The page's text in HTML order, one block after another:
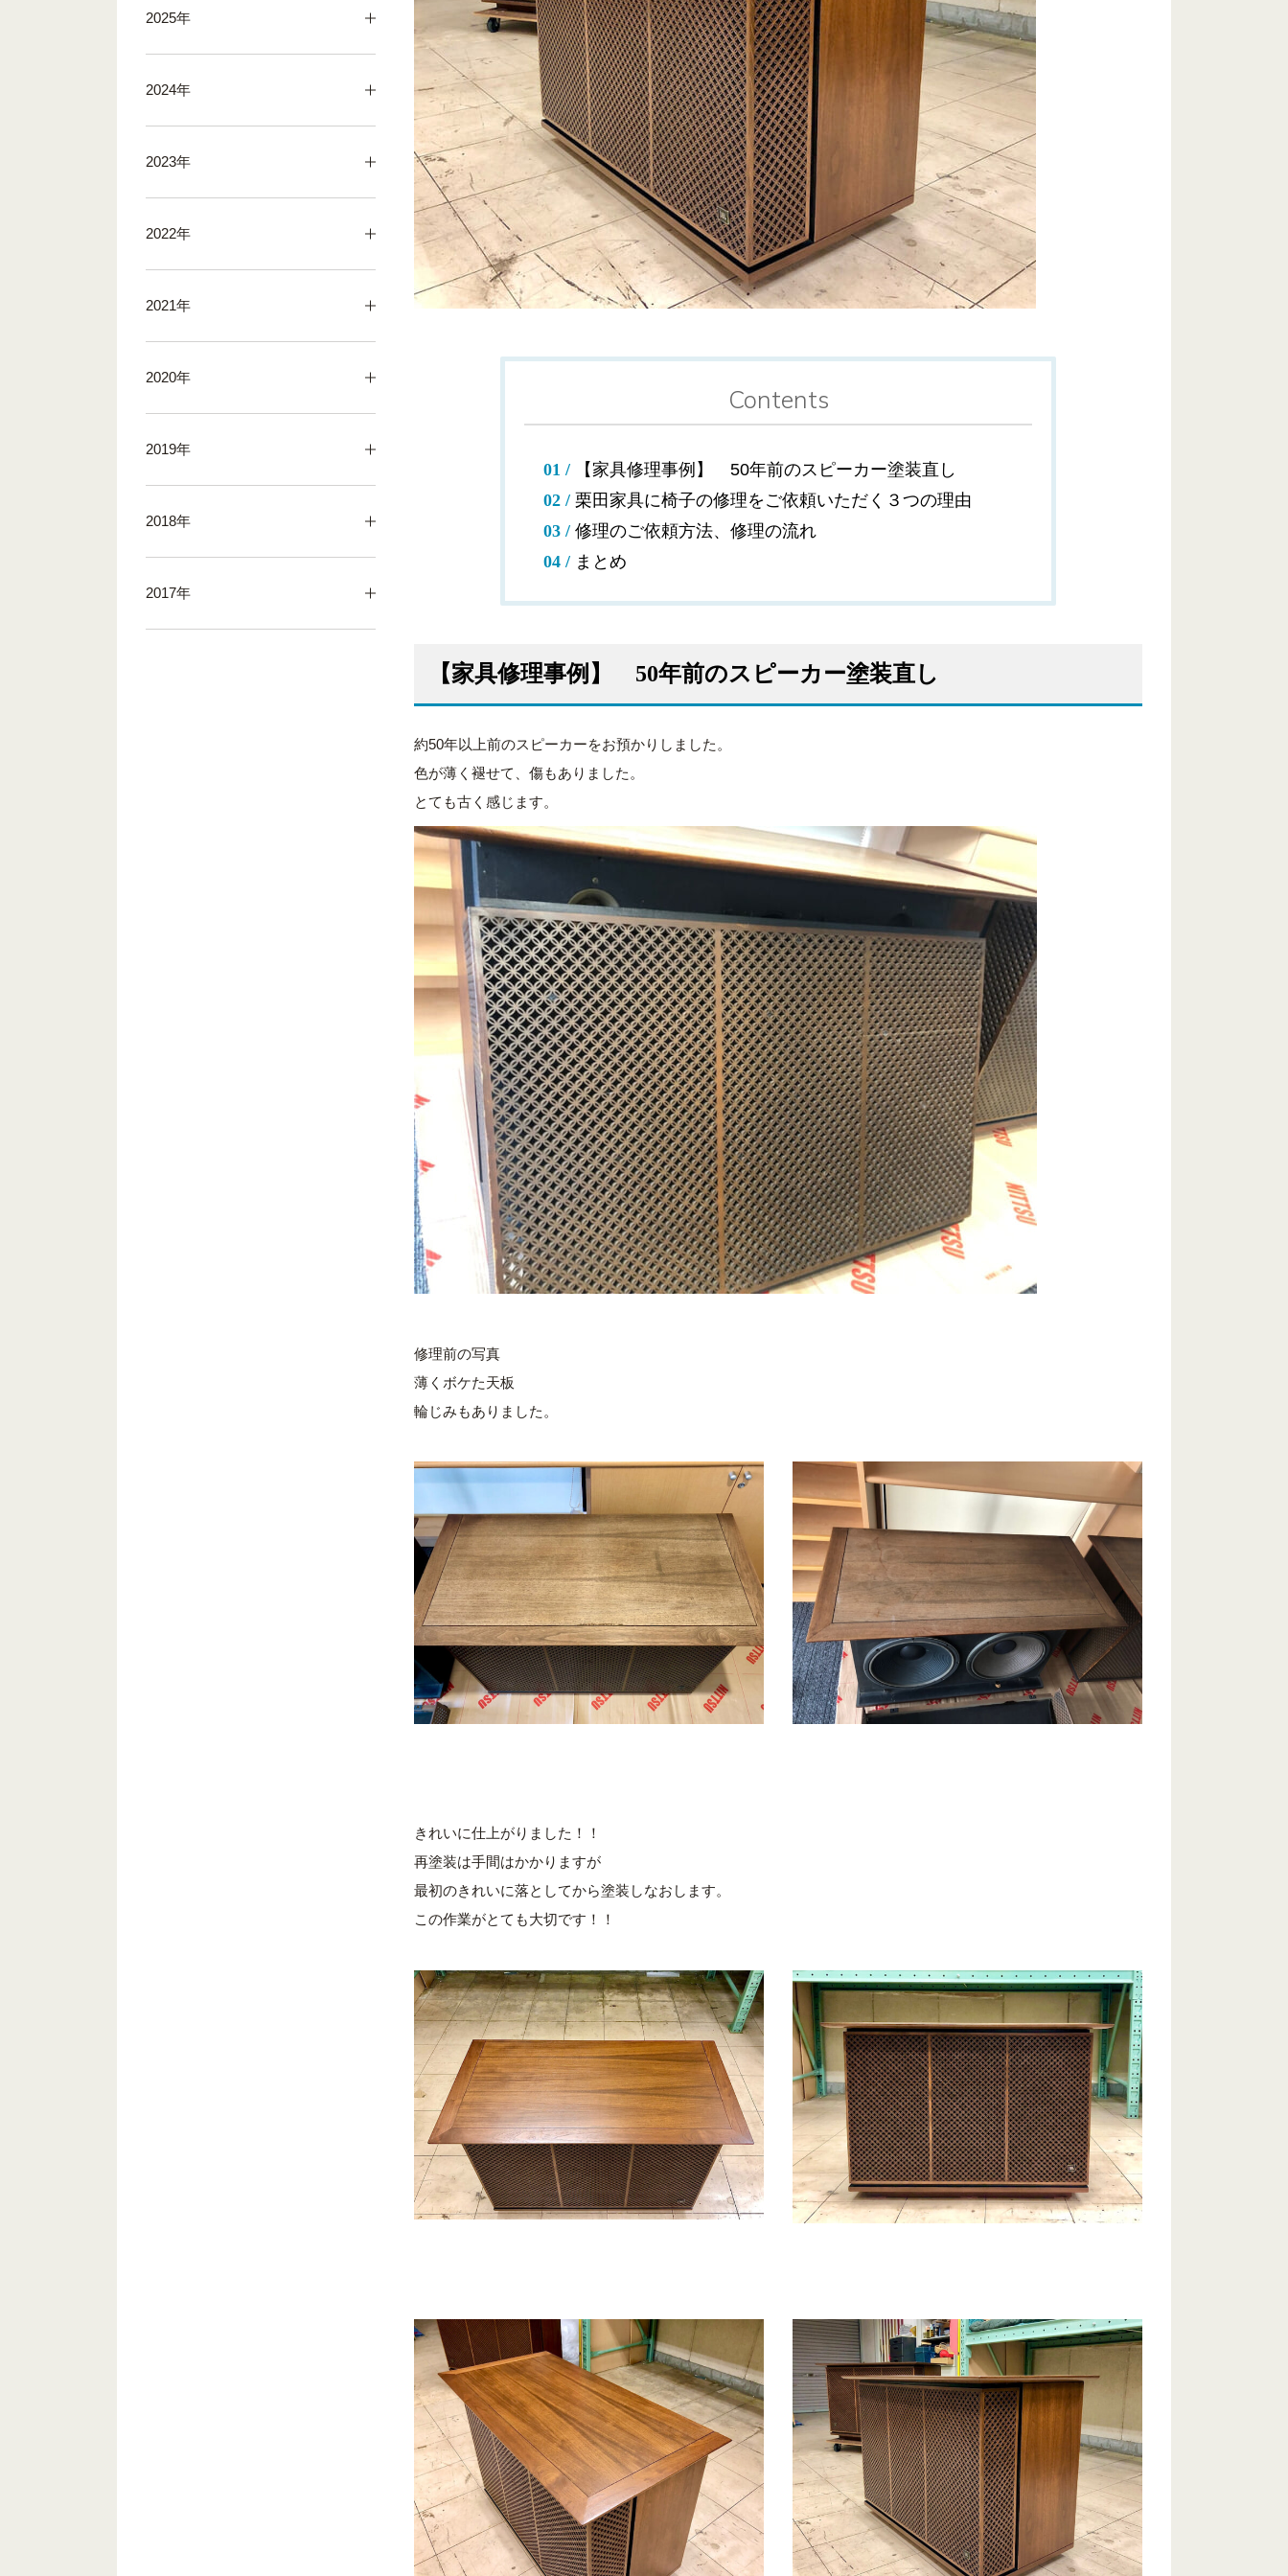
2025年
2024年
2023年
2022年
2021年
2020年
2019年
2018年
2017年
Contents
【家具修理事例】 50年前のスピーカー塗装直し
栗田家具に椅子の修理をご依頼いただく３つの理由
修理のご依頼方法、修理の流れ
まとめ
【家具修理事例】 50年前のスピーカー塗装直し
約50年以上前のスピーカーをお預かりしました。
色が薄く褪せて、傷もありました。
とても古く感じます。
修理前の写真
薄くボケた天板
輪じみもありました。
きれいに仕上がりました！！
再塗装は手間はかかりますが
最初のきれいに落としてから塗装しなおします。
この作業がとても大切です！！